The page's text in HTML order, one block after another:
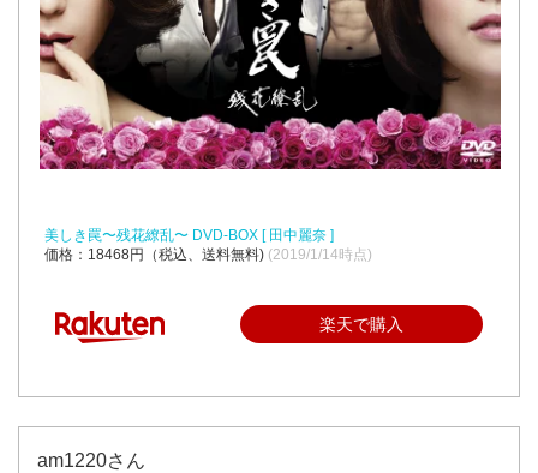
美しき罠〜残花繚乱〜 DVD-BOX [ 田中麗奈 ]
価格：18468円（税込、送料無料) (2019/1/14時点)
楽天で購入
am1220さん